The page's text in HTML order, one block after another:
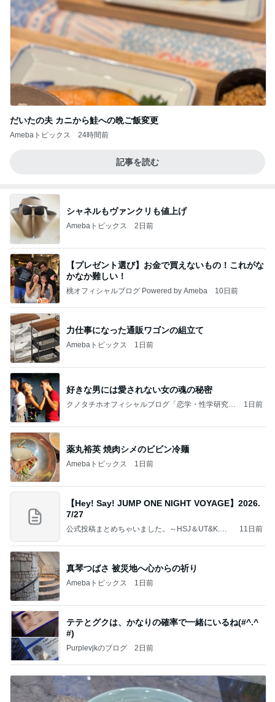
だいたの夫 カニから鮭への晩ご飯変更
Amebaトピックス 24時間前
記事を読む
シャネルもヴァンクリも値上げ
Amebaトピックス 2日前
【プレゼント選び】お金で買えないもの！これがな
かなか難しい！
桃オフィシャルブログ Powered by Ameba 10日前
力仕事になった通販ワゴンの組立て
Amebaトピックス 1日前
好きな男には愛されない女の魂の秘密
クノタチホオフィシャルブログ「恋学・性学研究
1日前
薬丸裕英 焼肉シメのビビン冷麺
Amebaトピックス 1日前
【Hey! Say! JUMP ONE NIGHT VOYAGE】2026.
7/27
公式投稿まとめちゃいました。～HSJ＆UT&K.O.
11日前
真琴つばさ 被災地へ心からの祈り
Amebaトピックス 1日前
テテとグクは、かなりの確率で一緒にいるね(#^.^
#)
Purplevjkのブログ 2日前